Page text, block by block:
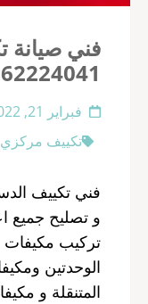
فني صيانة
62224041 فني مكيفات
فبراير 21, 2022
تكييف مركزي
فني تكييف
و تصليح جميع
تركيب مكيفات
المتنقلة و